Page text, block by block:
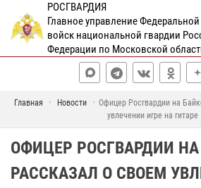
РОСГВАРДИЯ
Главное управление
войск национальной гвардии
Федерации по Московской
Главная Новости
Офицер Росгвардии на
увлечении игре на гитаре
ОФИЦЕР РОСГВАРДИИ
РАССКАЗАЛ О СВОЕМ